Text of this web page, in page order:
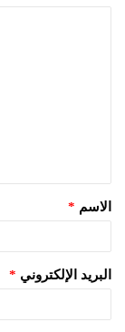
الاسم *
البريد الإلكتروني *